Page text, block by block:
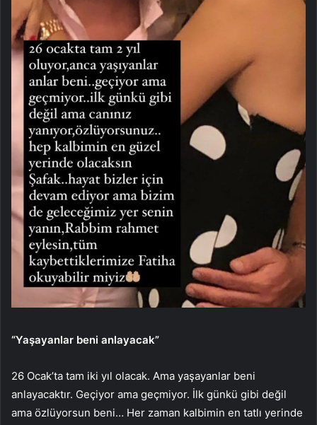
“Yaşayanlar beni anlayacak”
26 Ocak’ta tam iki yıl olacak. Ama yaşayanlar beni
anlayacaktır. Geçiyor ama geçmiyor. İlk günkü gibi değil
ama özlüyorsun beni… Her zaman kalbimin en tatlı yerinde